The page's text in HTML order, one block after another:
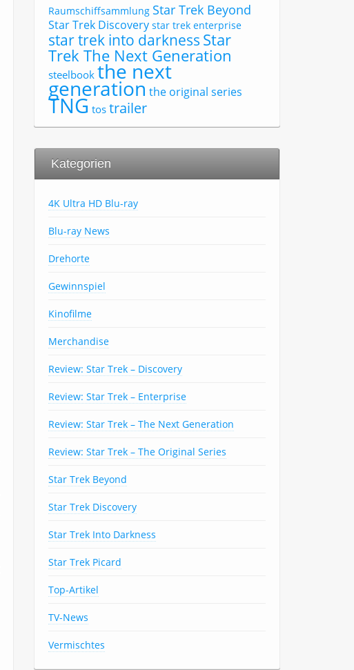
Raumschiffsammlung Star Trek Beyond
Star Trek Discovery star trek enterprise
star trek into darkness Star
Trek The Next Generation
steelbook the next
generation the original series
TNG tos trailer
Kategorien
4K Ultra HD Blu-ray
Blu-ray News
Drehorte
Gewinnspiel
Kinofilme
Merchandise
Review: Star Trek – Discovery
Review: Star Trek – Enterprise
Review: Star Trek – The Next Generation
Review: Star Trek – The Original Series
Star Trek Beyond
Star Trek Discovery
Star Trek Into Darkness
Star Trek Picard
Top-Artikel
TV-News
Vermischtes